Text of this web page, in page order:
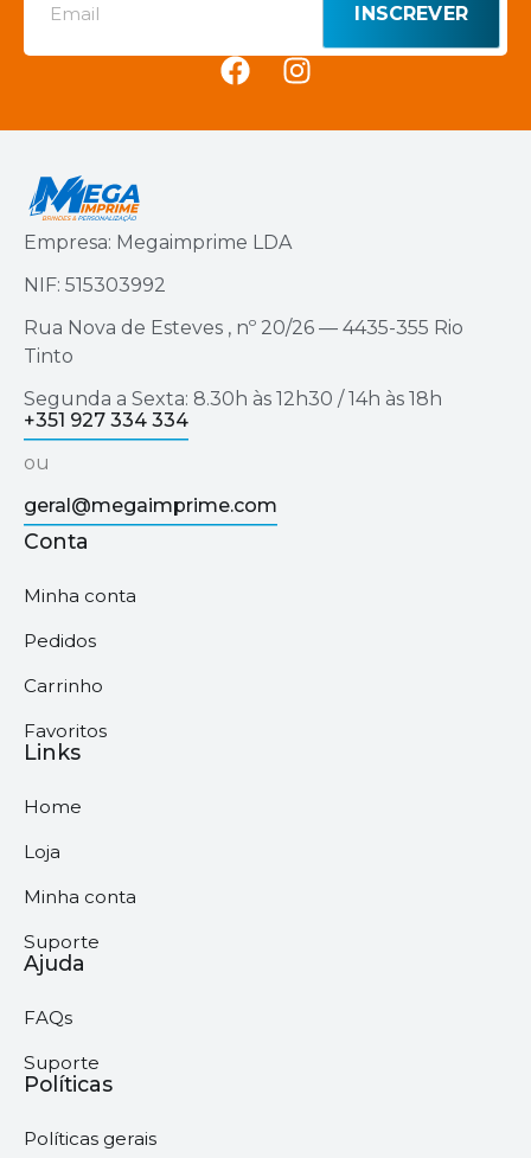
INSCREVER
Empresa: Megaimprime LDA
NIF: 515303992
Rua Nova de Esteves , nº 20/26 — 4435-355 Rio
Tinto
Segunda a Sexta: 8.30h às 12h30 / 14h às 18h
+351 927 334 334
ou
geral@megaimprime.com
Conta
Minha conta
Pedidos
Carrinho
Favoritos
Links
Home
Loja
Minha conta
Suporte
Ajuda
FAQs
Suporte
Políticas
Políticas gerais